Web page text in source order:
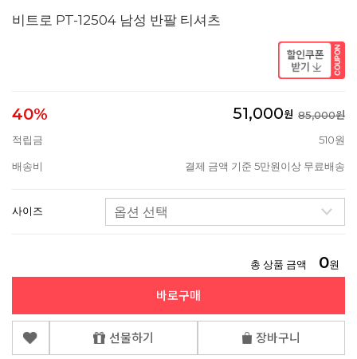
비트로 PT-12504 남성 반팔 티셔츠
40% 51,000원 85,000원
적립금
510원
배송비 결제 금액 기준 5만원이상 무료배송
사이즈
총 상품 금액 0원
바로구매
선물하기 장바구니